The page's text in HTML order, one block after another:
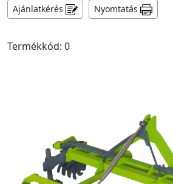
Ajánlatkérés Nyomtatás
Termékkód: 0